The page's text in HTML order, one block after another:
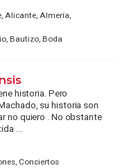
Alicante, Almería,
Bautizo, Boda
historia. Pero
su historia son
no quiero . No obstante
...
Conciertos